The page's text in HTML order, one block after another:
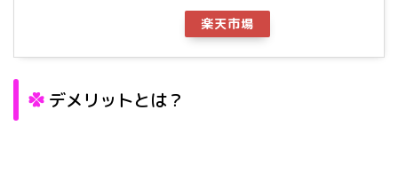
楽天市場
デメリットとは？